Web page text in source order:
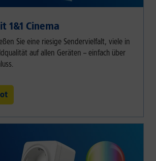
1&1 Cinema
Sie eine riesige Sendervielfalt, viele in
auf allen Geräten – einfach über